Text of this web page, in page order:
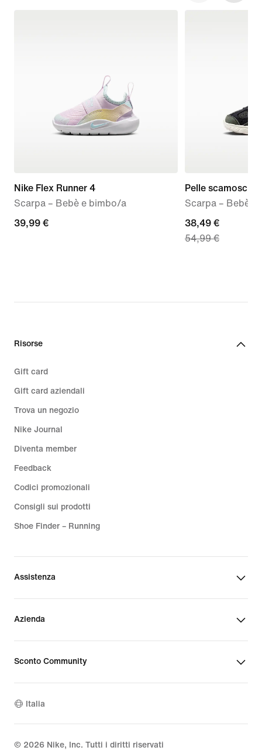
Nike Flex Runner 4
Scarpa – Bebè e bimbo/a
39,99
39,99 €
Pelle
Scarpa – Bebè e
current
price
price
38,49 €
54,99 €
Risorse
Gift card
Gift card aziendali
Trova un negozio
Nike Journal
Diventa member
Feedback
Codici promozionali
Consigli sui prodotti
Shoe Finder – Running
Assistenza
Azienda
Sconto Community
Italia
© 2026 Nike, Inc. Tutti i diritti riservati